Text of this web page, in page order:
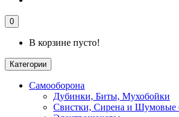
0
В корзине пусто!
Категории
Самооборона
Дубинки, Биты, Мухобойки
Свистки, Сирена и Шумовые